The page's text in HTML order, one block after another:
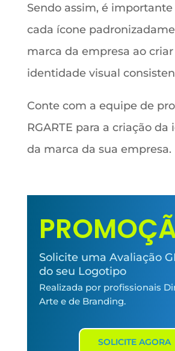
Sendo assim, é
cada ícone
marca da empresa ao
identidade visual
Conte com a equipe de
RGARTE para a criação da
da marca da sua empresa.
Solicite uma Avaliação
do seu Logotipo
Realizada por profissionais
Arte e de Branding.
SOLICITE AGORA